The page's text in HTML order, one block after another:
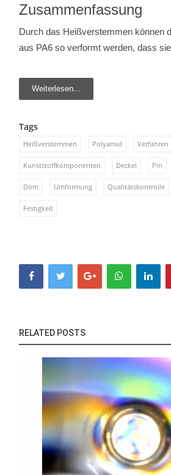
Zusammenfassung
Durch das Heißverstemmen können
aus PA6 so verformt werden, dass
Weiterlesen...
Tags
Heißverstemmen Polyamid Verfahren
Kunststoffkomponenten Deckel Pin
Dom Umformung Qualitätskontrolle
Festigkeit
RELATED POSTS